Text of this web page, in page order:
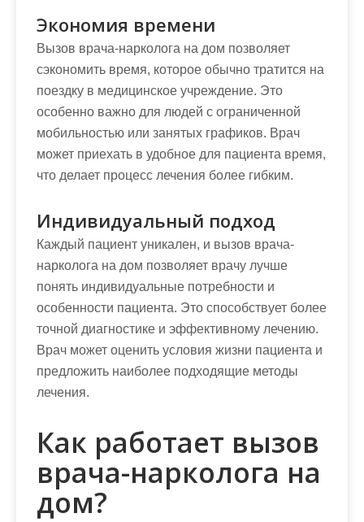
Экономия времени
Вызов врача-нарколога на дом позволяет
сэкономить время, которое обычно тратится на
поездку в медицинское учреждение. Это
особенно важно для людей с ограниченной
мобильностью или занятых графиков. Врач
может приехать в удобное для пациента время,
что делает процесс лечения более гибким.
Индивидуальный подход
Каждый пациент уникален, и вызов врача-
нарколога на дом позволяет врачу лучше
понять индивидуальные потребности и
особенности пациента. Это способствует более
точной диагностике и эффективному лечению.
Врач может оценить условия жизни пациента и
предложить наиболее подходящие методы
лечения.
Как работает вызов
врача-нарколога на
дом?